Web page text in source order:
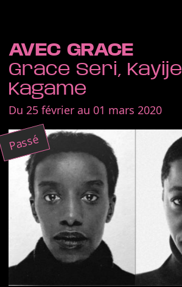
AVEC GRACE
Grace Seri, Kayije
Kagame
Du 25 février au 01 mars 2020
Passé